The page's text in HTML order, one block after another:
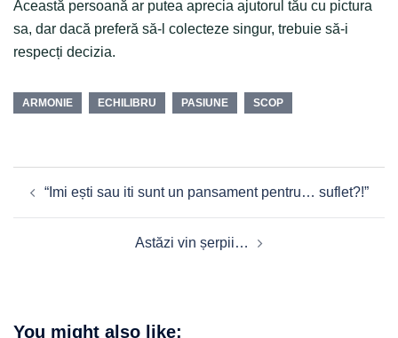
Această persoană ar putea aprecia ajutorul tău cu pictura
sa, dar dacă preferă să-l colecteze singur, trebuie să-i
respecți decizia.
ARMONIE ECHILIBRU PASIUNE SCOP
navigation
“Imi ești sau iti sunt un pansament pentru… suflet?!”
Astăzi vin șerpii…
You might also like: